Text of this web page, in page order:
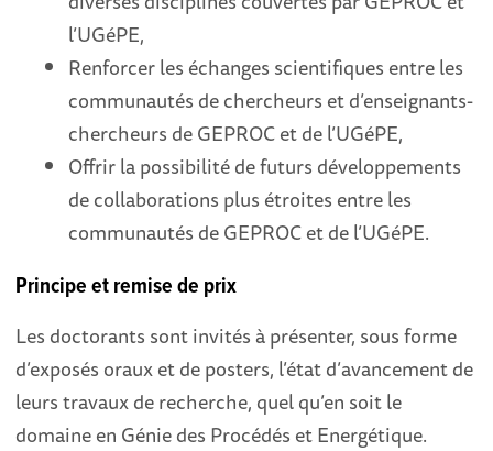
l’UGéPE,
Renforcer les échanges scientifiques entre les
communautés de chercheurs et d’enseignants-
chercheurs de GEPROC et de l’UGéPE,
Offrir la possibilité de futurs développements
de collaborations plus étroites entre les
communautés de GEPROC et de l’UGéPE.
Principe et remise de prix
Les doctorants sont invités à présenter, sous forme
d’exposés oraux et de posters, l’état d’avancement de
leurs travaux de recherche, quel qu’en soit le
domaine en Génie des Procédés et Energétique.